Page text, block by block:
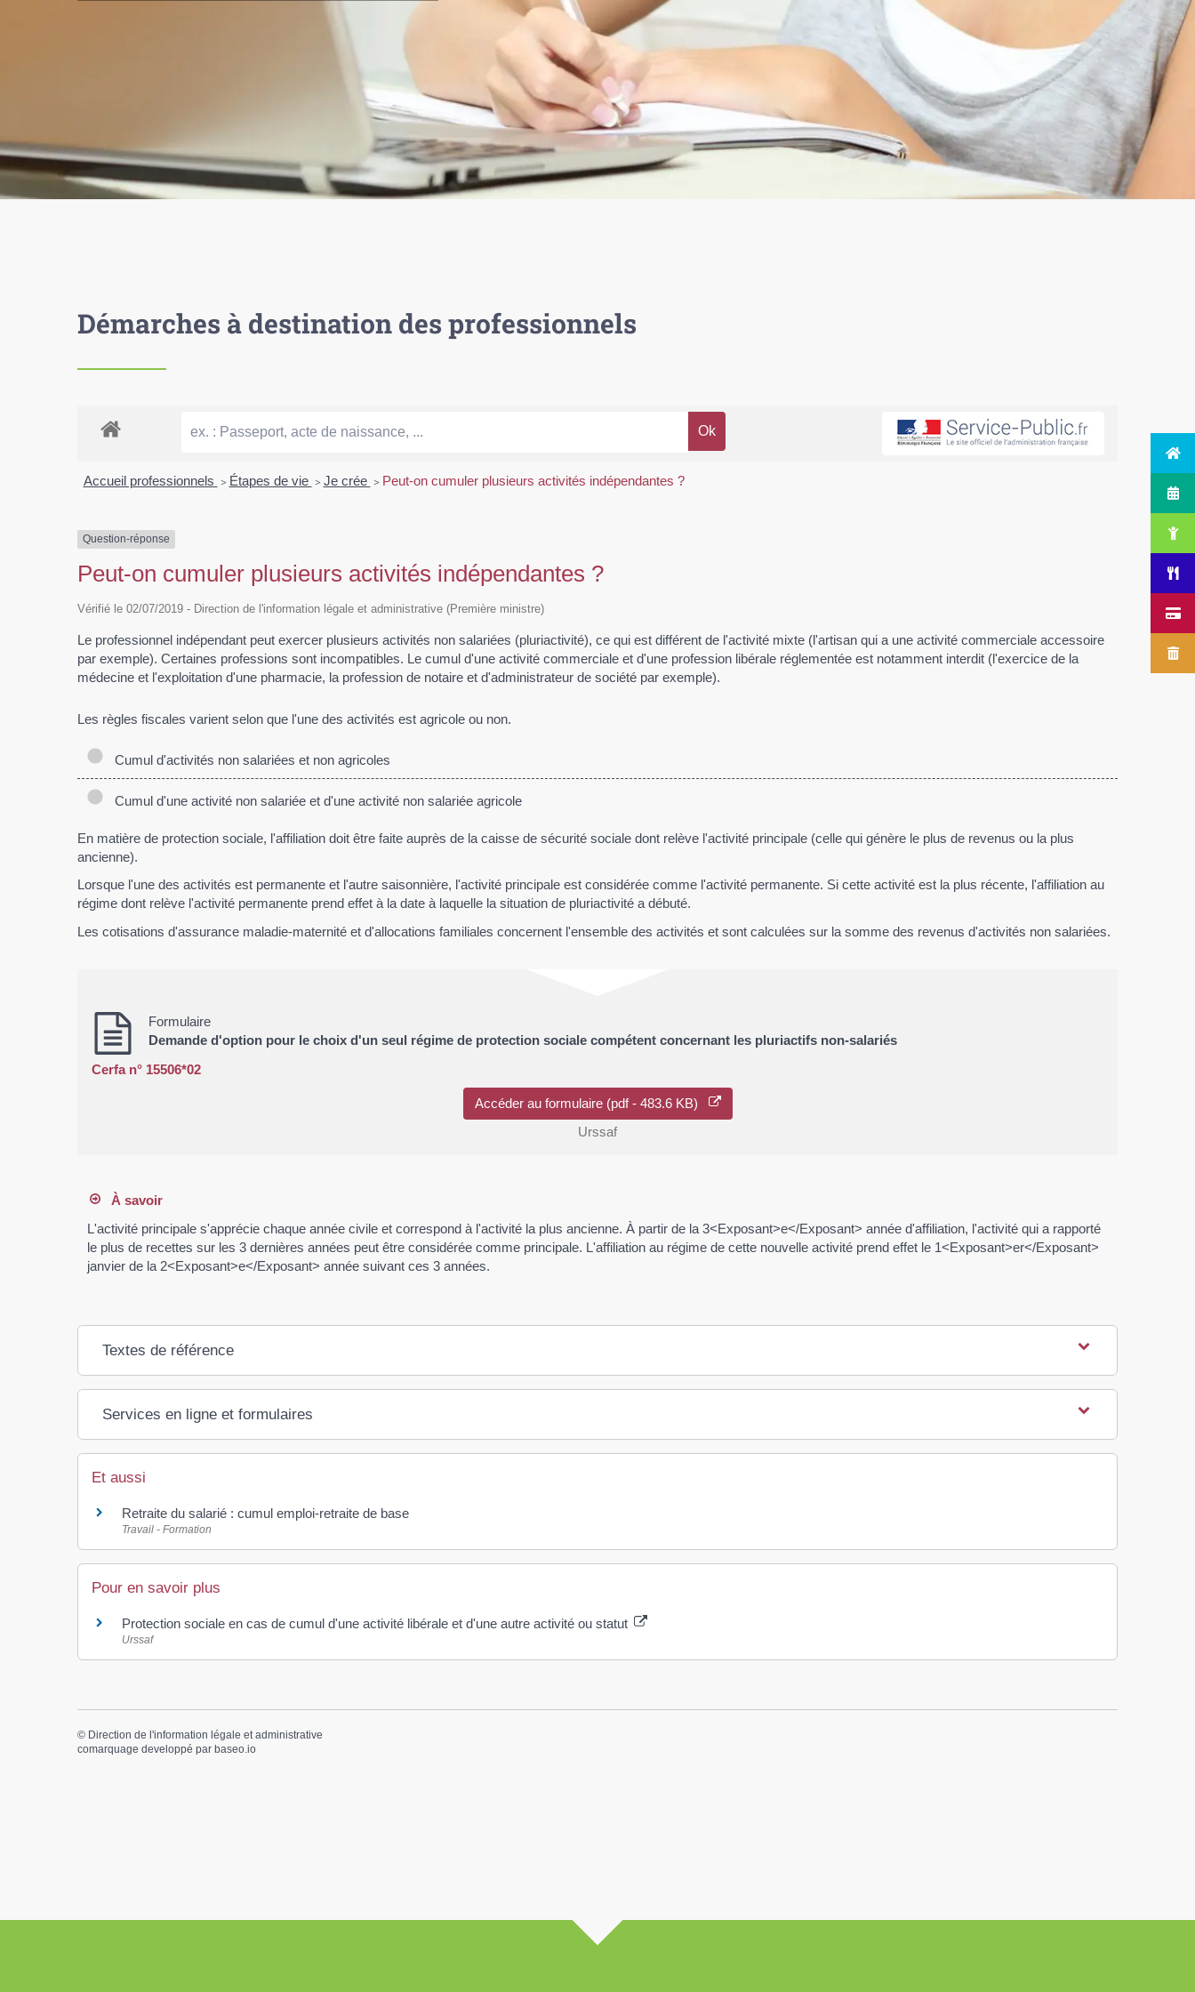
Démarches à destination des professionnels
Accueil professionnels > Étapes de vie > Je crée > Peut-on cumuler plusieurs activités indépendantes ?
Question-réponse
Peut-on cumuler plusieurs activités indépendantes ?
Vérifié le 02/07/2019 - Direction de l'information légale et administrative (Première ministre)
Le professionnel indépendant peut exercer plusieurs activités non salariées (pluriactivité), ce qui est différent de l'activité mixte (l'artisan qui a une activité commerciale accessoire
par exemple). Certaines professions sont incompatibles. Le cumul d'une activité commerciale et d'une profession libérale réglementée est notamment interdit (l'exercice de la
médecine et l'exploitation d'une pharmacie, la profession de notaire et d'administrateur de société par exemple).
Les règles fiscales varient selon que l'une des activités est agricole ou non.
Cumul d'activités non salariées et non agricoles
Cumul d'une activité non salariée et d'une activité non salariée agricole
En matière de protection sociale, l'affiliation doit être faite auprès de la caisse de sécurité sociale dont relève l'activité principale (celle qui génère le plus de revenus ou la plus
ancienne).
Lorsque l'une des activités est permanente et l'autre saisonnière, l'activité principale est considérée comme l'activité permanente. Si cette activité est la plus récente, l'affiliation au
régime dont relève l'activité permanente prend effet à la date à laquelle la situation de pluriactivité a débuté.
Les cotisations d'assurance maladie-maternité et d'allocations familiales concernent l'ensemble des activités et sont calculées sur la somme des revenus d'activités non salariées.
Formulaire
Demande d'option pour le choix d'un seul régime de protection sociale compétent concernant les pluriactifs non-salariés
Cerfa n° 15506*02
Accéder au formulaire (pdf - 483.6 KB)
Urssaf
À savoir
L'activité principale s'apprécie chaque année civile et correspond à l'activité la plus ancienne. À partir de la 3<Exposant>e</Exposant> année d'affiliation, l'activité qui a rapporté
le plus de recettes sur les 3 dernières années peut être considérée comme principale. L'affiliation au régime de cette nouvelle activité prend effet le 1<Exposant>er</Exposant>
janvier de la 2<Exposant>e</Exposant> année suivant ces 3 années.
Textes de référence
Services en ligne et formulaires
Et aussi
Retraite du salarié : cumul emploi-retraite de base
Travail - Formation
Pour en savoir plus
Protection sociale en cas de cumul d'une activité libérale et d'une autre activité ou statut
Urssaf
© Direction de l'information légale et administrative
comarquage developpé par baseo.io